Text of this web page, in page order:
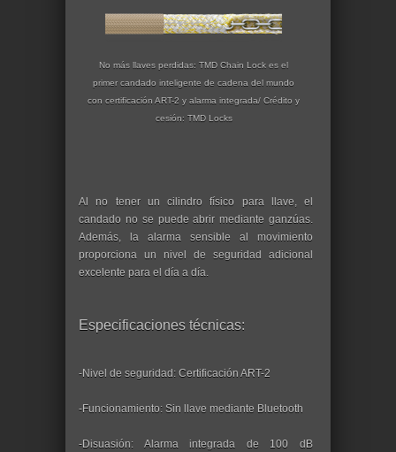
No más llaves perdidas: TMD Chain Lock es el
primer candado inteligente de cadena del mundo
con certificación ART-2 y alarma integrada/ Crédito y
cesión: TMD Locks
Al no tener un cilindro físico para llave, el
candado no se puede abrir mediante ganzúas.
Además, la alarma sensible al movimiento
proporciona un nivel de seguridad adicional
excelente para el día a día.
Especificaciones técnicas:
-Nivel de seguridad: Certificación ART-2
-Funcionamiento: Sin llave mediante Bluetooth
-Disuasión: Alarma integrada de 100 dB